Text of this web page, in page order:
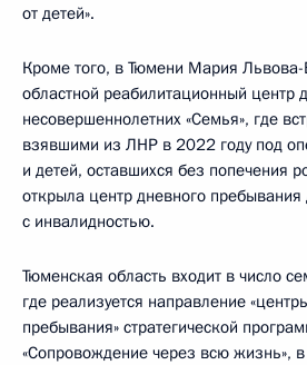
от детей».
Кроме того, в Тюмени Мария Львова-
областной реабилитационный центр
несовершеннолетних «Семья», где
взявшими из ЛНР в 2022 году под
и детей, оставшихся без попечения
открыла центр дневного пребывания
с инвалидностью.
Тюменская область входит в число
где реализуется направление
пребывания» стратегической
«Сопровождение через всю жизнь»,